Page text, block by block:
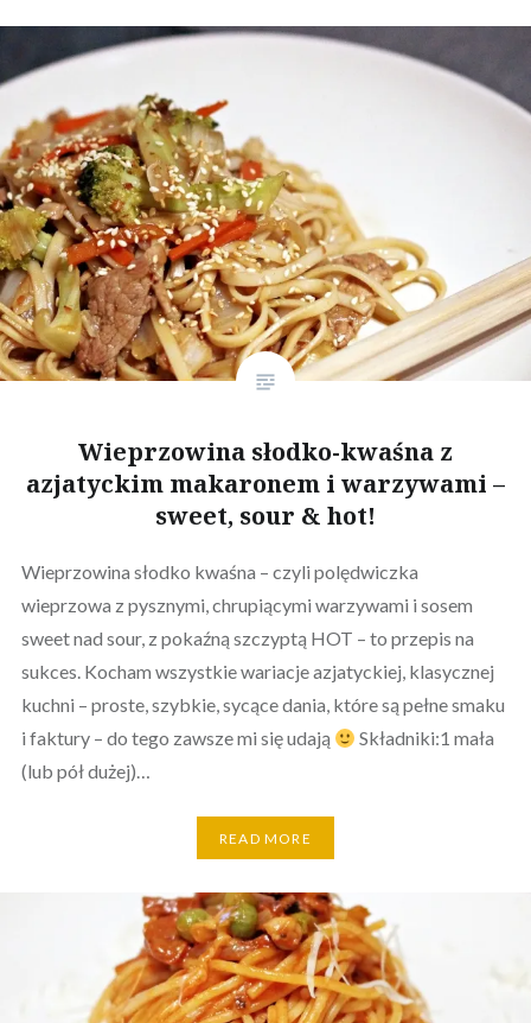
Wieprzowina słodko-kwaśna z
azjatyckim makaronem i warzywami –
sweet, sour & hot!
Wieprzowina słodko kwaśna – czyli polędwiczka
wieprzowa z pysznymi, chrupiącymi warzywami i sosem
sweet nad sour, z pokaźną szczyptą HOT – to przepis na
sukces. Kocham wszystkie wariacje azjatyckiej, klasycznej
kuchni – proste, szybkie, sycące dania, które są pełne smaku
i faktury – do tego zawsze mi się udają
Składniki:1 mała
(lub pół dużej)…
READ MORE